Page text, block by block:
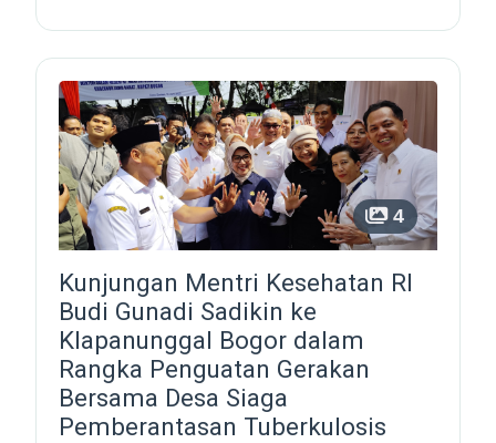
4
Kunjungan Mentri Kesehatan RI
Budi Gunadi Sadikin ke
Klapanunggal Bogor dalam
Rangka Penguatan Gerakan
Bersama Desa Siaga
Pemberantasan Tuberkulosis